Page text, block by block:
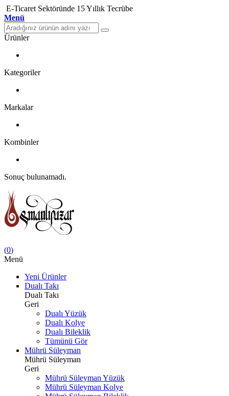
E-Ticaret Sektöründe 15 Yıllık Tecrübe
Menü
Ürünler
Kategoriler
Markalar
Kombinler
Sonuç bulunamadı.
(0)
Menü
Yeni Ürünler
Dualı Takı
Dualı Takı
Geri
Dualı Yüzük
Dualı Kolye
Dualı Bileklik
Tümünü Gör
Mührü Süleyman
Mührü Süleyman
Geri
Mührü Süleyman Yüzük
Mührü Süleyman Kolye